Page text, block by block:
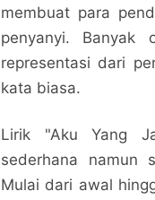
membuat para
penyanyi. Banyak
representasi dari
kata biasa.
Lirik "Aku Yang
sederhana namun
Mulai dari awal